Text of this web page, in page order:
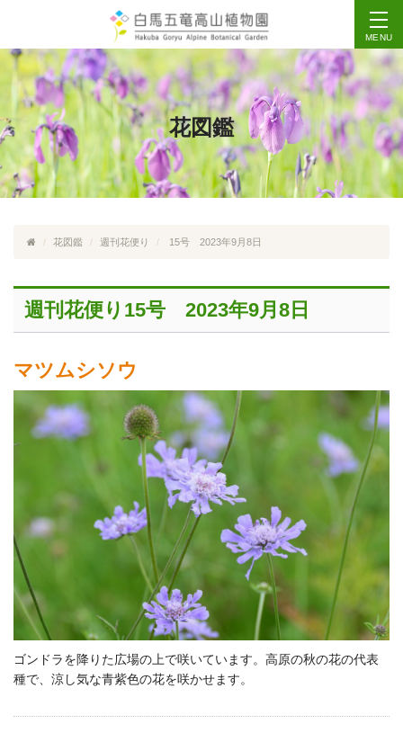
MENU
花図鑑
花図鑑 週刊花便り 15号 2023年9月8日
週刊花便り15号 2023年9月8日
マツムシソウ
ゴンドラを降りた広場の上で咲いています。高原の秋の花の代表
種で、涼し気な青紫色の花を咲かせます。